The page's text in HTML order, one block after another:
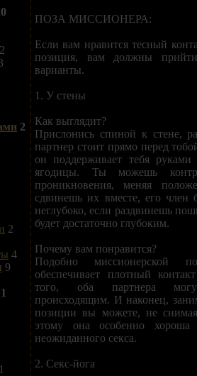
2
2
2
4
9
1
1
ПОЗА МИССИОНЕРА:
Если вам нравится тесный
позиция, вам должны
варианты.
1. У стены
Как выглядит?
Прислонись спиной к стене,
партнер стоит прямо перед
он поддерживает тебя
ягодицы. Ты можешь
проникновения, меняя
сдвинешь их вместе, его член
неглубоко, если раздвинешь
будет достаточно глубоким.
Почему вам понравится?
Подобно миссионерской
обеспечивает плотный
того, оба партнера
происходящим. И наконец,
позиции вы можете, не
этому она особенно
неожиданного секса.
2. Секс-йога